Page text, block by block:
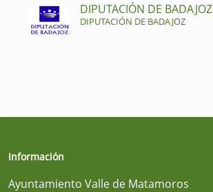
DIPUTACIÓN DE BADAJOZ
DIPUTACIÓN DE BADAJOZ
Información
Ayuntamiento Valle de Matamoros